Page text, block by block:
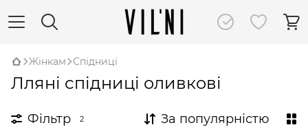
Жінкам Спідниці
Лляні спідниці оливкові
Фільтр 2 За популярністю